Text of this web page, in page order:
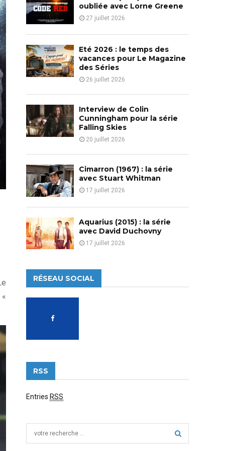
o
r
:
C
H
oubliée avec Lorne Greene
27 juillet 2026
Eté 2026 : le temps des
vacances pour Le Magazine
des Séries
26 juillet 2026
Interview de Colin
Cunningham pour la série
Falling Skies
20 juillet 2026
Cimarron (1967) : la série
avec Stuart Whitman
17 juillet 2026
Aquarius (2015) : la série
avec David Duchovny
17 juillet 2026
RÉSEAU SOCIAL
RSS
Entries RSS